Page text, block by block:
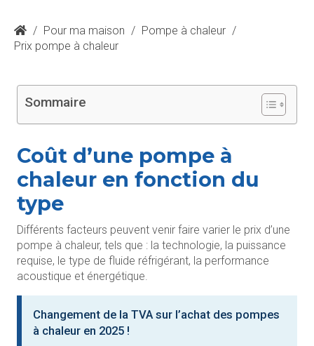
/ Pour ma maison / Pompe à chaleur /
Prix pompe à chaleur
Sommaire
Coût d’une pompe à
chaleur en fonction du
type
Différents facteurs peuvent venir faire varier le prix d’une
pompe à chaleur, tels que : la technologie, la puissance
requise, le type de fluide réfrigérant, la performance
acoustique et énergétique.
Changement de la TVA sur l’achat des pompes
à chaleur en 2025 !